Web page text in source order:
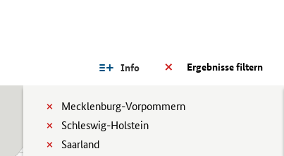
Ergebnisse filtern
Info
Mecklenburg-Vorpommern
Schleswig-Holstein
Saarland